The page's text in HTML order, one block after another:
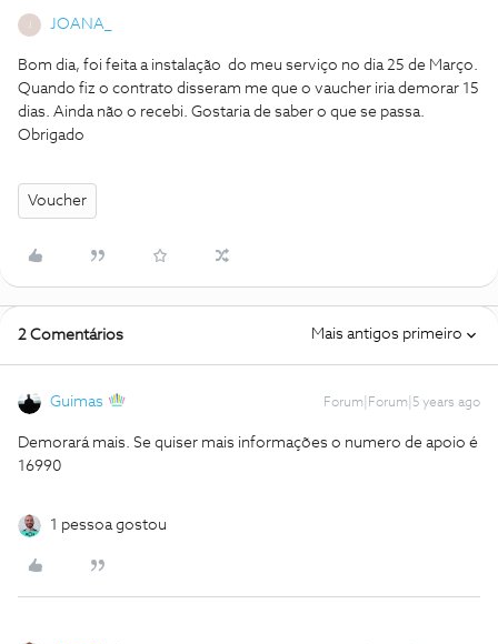
JOANA_
Bom dia, foi feita a instalação do meu serviço no dia 25 de Março.
Quando fiz o contrato disseram me que o vaucher iria demorar 15
dias. Ainda não o recebi. Gostaria de saber o que se passa.
Obrigado
Voucher
2 Comentários Mais antigos primeiro
Guimas Forum|Forum|5 years ago
Demorará mais. Se quiser mais informações o numero de apoio é
16990
1 pessoa gostou